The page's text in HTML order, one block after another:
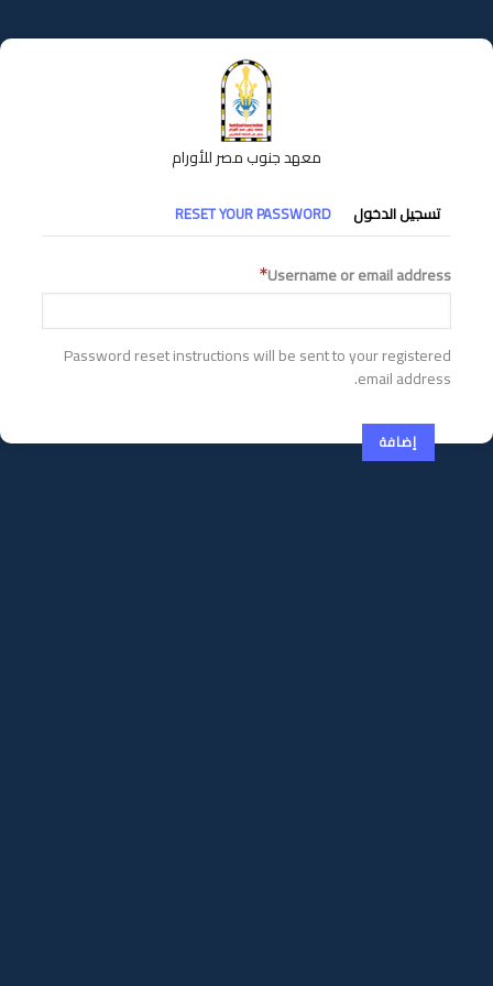
إلى
المحتوى
معهد جنوب مصر للأورام
التبويبات
الأساسية
تسجيل الدخول RESET YOUR PASSWORD
Username or email address
Password reset instructions will be sent to your registered
email address.